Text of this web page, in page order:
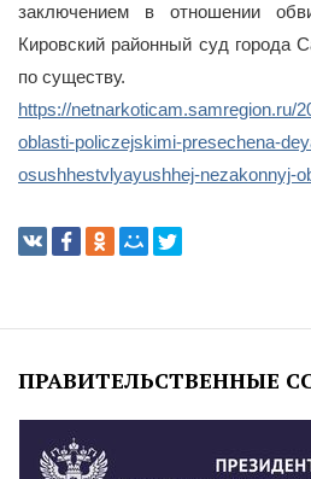
заключением в отношении
Кировский районный суд города
по существу.
https://netnarkoticam.samregion.ru/
oblasti-policzejskimi-presechena-
osushhestvlyayushhej-nezakonnyj-
ПРАВИТЕЛЬСТВЕННЫЕ